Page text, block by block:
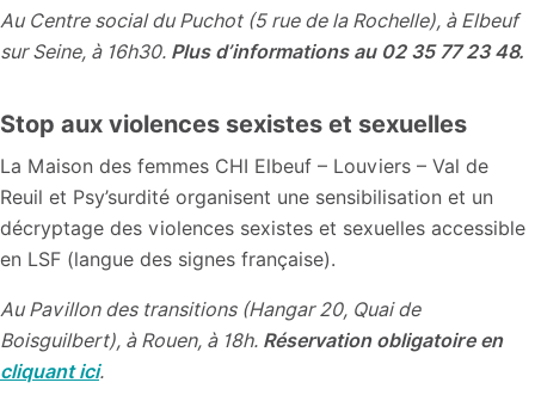
Au Centre social du Puchot (5 rue de la Rochelle), à Elbeuf
sur Seine, à 16h30. Plus d’informations au 02 35 77 23 48.
Stop aux violences sexistes et sexuelles
La Maison des femmes CHI Elbeuf – Louviers – Val de
Reuil et Psy’surdité organisent une sensibilisation et un
décryptage des violences sexistes et sexuelles accessible
en LSF (langue des signes française).
Au Pavillon des transitions (Hangar 20, Quai de
Boisguilbert), à Rouen, à 18h. Réservation obligatoire en
cliquant ici.